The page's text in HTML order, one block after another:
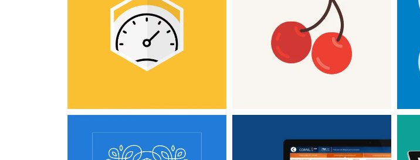
APPLICATIONS MOBILES LOGICIELS MÉTIERS
CNRJ
SITES INTERNET
Un trait de cerise